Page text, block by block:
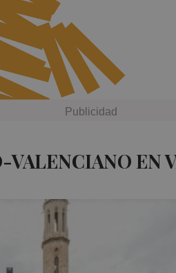
EN